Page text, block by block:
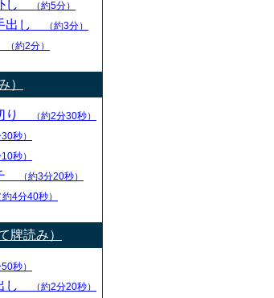
し （約5分）
出し （約3分）
（約2分）
）
り （約2分30秒）
秒）
秒）
（約3分20秒）
約4分40秒）
牌読み）
秒）
し （約2分20秒）